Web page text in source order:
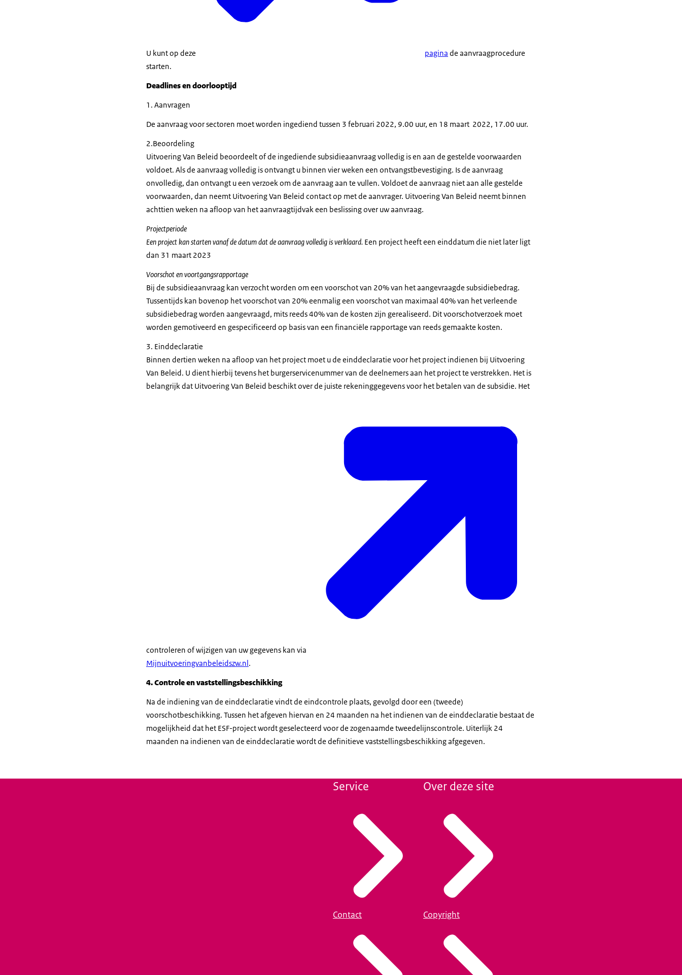
U kunt op deze pagina de aanvraagprocedure
starten.
Deadlines en doorlooptijd
1. Aanvragen
De aanvraag voor sectoren moet worden ingediend tussen 3 februari 2022, 9.00 uur, en 18 maart 2022, 17.00 uur.
2.Beoordeling
Uitvoering Van Beleid beoordeelt of de ingediende subsidieaanvraag volledig is en aan de gestelde voorwaarden
voldoet. Als de aanvraag volledig is ontvangt u binnen vier weken een ontvangstbevestiging. Is de aanvraag
onvolledig, dan ontvangt u een verzoek om de aanvraag aan te vullen. Voldoet de aanvraag niet aan alle gestelde
voorwaarden, dan neemt Uitvoering Van Beleid contact op met de aanvrager. Uitvoering Van Beleid neemt binnen
achttien weken na afloop van het aanvraagtijdvak een beslissing over uw aanvraag.
Projectperiode
Een project kan starten vanaf de datum dat de aanvraag volledig is verklaard. Een project heeft een einddatum die niet later ligt
dan 31 maart 2023
Voorschot en voortgangsrapportage
Bij de subsidieaanvraag kan verzocht worden om een voorschot van 20% van het aangevraagde subsidiebedrag.
Tussentijds kan bovenop het voorschot van 20% eenmalig een voorschot van maximaal 40% van het verleende
subsidiebedrag worden aangevraagd, mits reeds 40% van de kosten zijn gerealiseerd. Dit voorschotverzoek moet
worden gemotiveerd en gespecificeerd op basis van een financiële rapportage van reeds gemaakte kosten.
3. Einddeclaratie
Binnen dertien weken na afloop van het project moet u de einddeclaratie voor het project indienen bij Uitvoering
Van Beleid. U dient hierbij tevens het burgerservicenummer van de deelnemers aan het project te verstrekken. Het is
belangrijk dat Uitvoering Van Beleid beschikt over de juiste rekeninggegevens voor het betalen van de subsidie. Het
controleren of wijzigen van uw gegevens kan via
Mijnuitvoeringvanbeleidszw.nl.
4. Controle en vaststellingsbeschikking
Na de indiening van de einddeclaratie vindt de eindcontrole plaats, gevolgd door een (tweede)
voorschotbeschikking. Tussen het afgeven hiervan en 24 maanden na het indienen van de einddeclaratie bestaat de
mogelijkheid dat het ESF-project wordt geselecteerd voor de zogenaamde tweedelijnscontrole. Uiterlijk 24
maanden na indienen van de einddeclaratie wordt de definitieve vaststellingsbeschikking afgegeven.
Service
Contact
Over deze site
Copyright